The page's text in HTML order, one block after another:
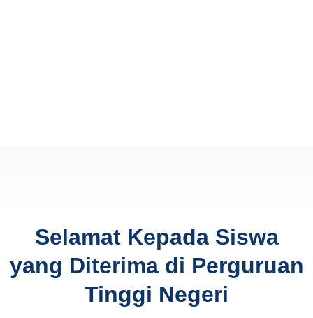
Selamat Kepada Siswa
yang Diterima di Perguruan
Tinggi Negeri